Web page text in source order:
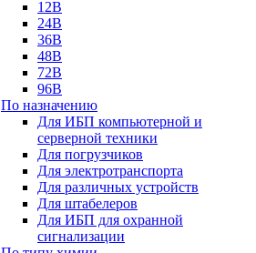
12В
24В
36В
48В
72В
96В
По назначению
Для ИБП компьютерной и
серверной техники
Для погрузчиков
Для электротранспорта
Для различных устройств
Для штабелеров
Для ИБП для охранной
сигнализации